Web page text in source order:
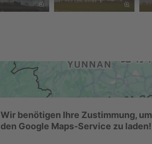
Wir benötigen Ihre Zustimmung, um
den Google Maps-Service zu laden!